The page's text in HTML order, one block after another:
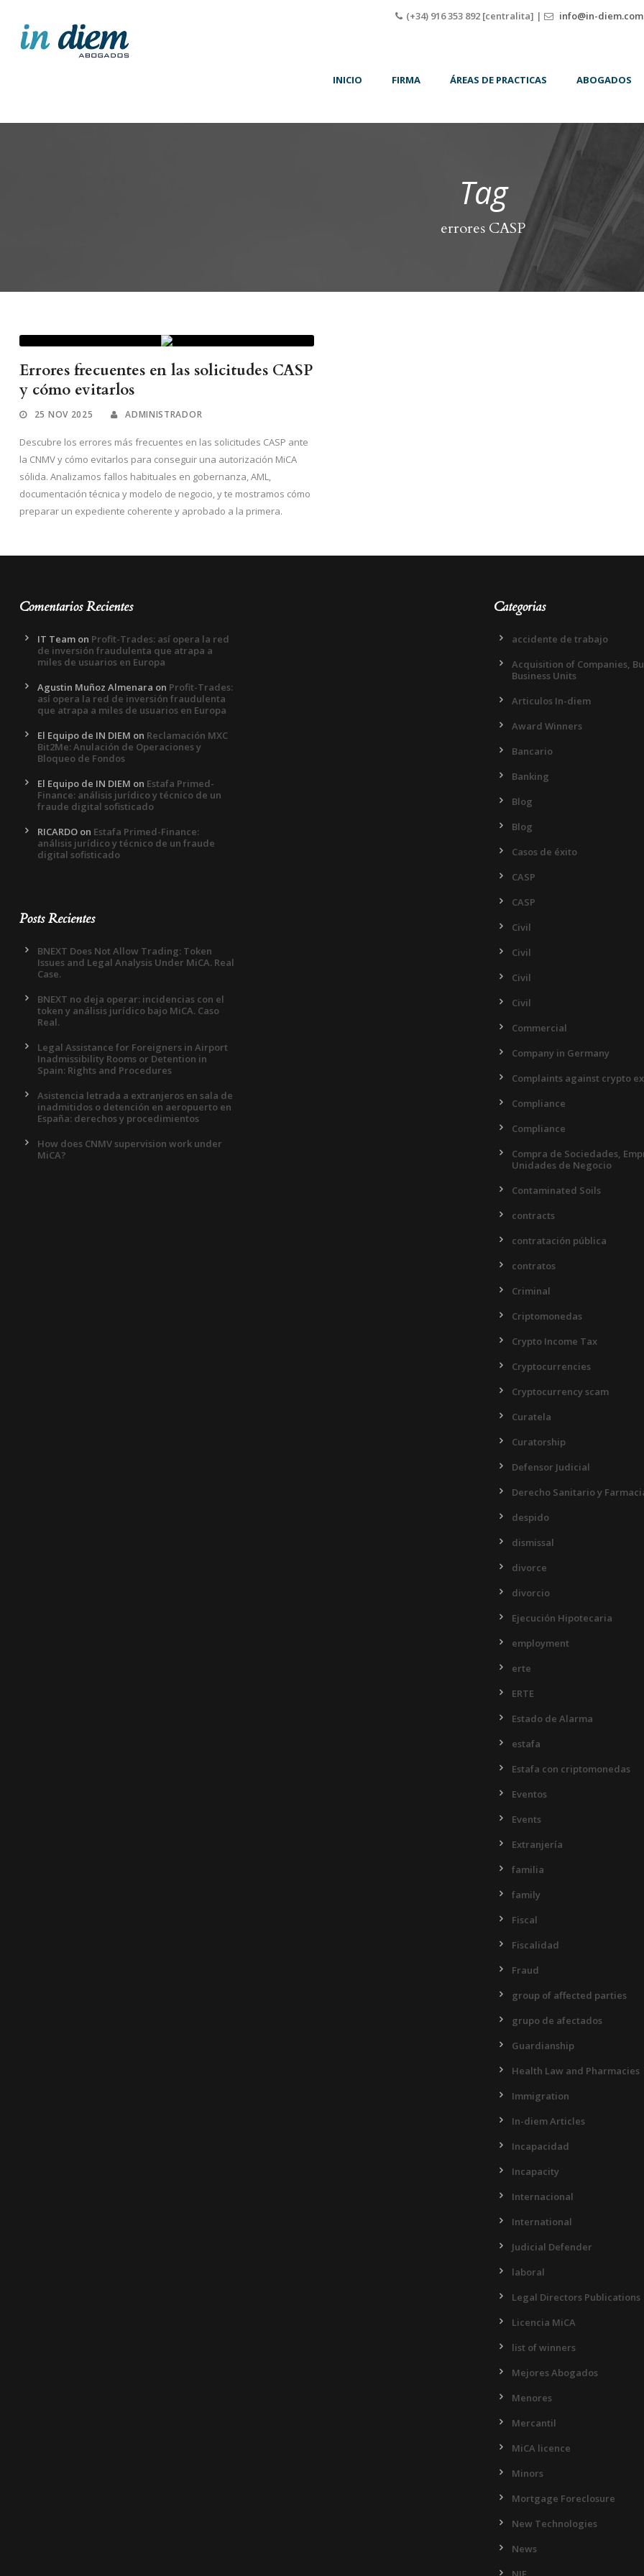
(+34) 916 353 892 [centralita] | info@in-diem.com
INICIO FIRMA ÁREAS DE PRACTICAS ABOGADOS
Tag
errores CASP
Errores frecuentes en las solicitudes CASP
y cómo evitarlos
25 NOV 2025 ADMINISTRADOR
Descubre los errores más frecuentes en las solicitudes CASP ante
la CNMV y cómo evitarlos para conseguir una autorización MiCA
sólida. Analizamos fallos habituales en gobernanza, AML,
documentación técnica y modelo de negocio, y te mostramos cómo
preparar un expediente coherente y aprobado a la primera.
Comentarios Recientes
IT Team on Profit-Trades: así opera la red
de inversión fraudulenta que atrapa a
miles de usuarios en Europa
Agustin Muñoz Almenara on Profit-Trades:
así opera la red de inversión fraudulenta
que atrapa a miles de usuarios en Europa
El Equipo de IN DIEM on Reclamación MXC
Bit2Me: Anulación de Operaciones y
Bloqueo de Fondos
El Equipo de IN DIEM on Estafa Primed-
Finance: análisis jurídico y técnico de un
fraude digital sofisticado
RICARDO on Estafa Primed-Finance:
análisis jurídico y técnico de un fraude
digital sofisticado
Posts Recientes
BNEXT Does Not Allow Trading: Token
Issues and Legal Analysis Under MiCA. Real
Case.
BNEXT no deja operar: incidencias con el
token y análisis jurídico bajo MiCA. Caso
Real.
Legal Assistance for Foreigners in Airport
Inadmissibility Rooms or Detention in
Spain: Rights and Procedures
Asistencia letrada a extranjeros en sala de
inadmitidos o detención en aeropuerto en
España: derechos y procedimientos
How does CNMV supervision work under
MiCA?
Categorias
accidente de trabajo
Acquisition of Companies,
Business Units
Articulos In-diem
Award Winners
Bancario
Banking
Blog
Blog
Casos de éxito
CASP
CASP
Civil
Civil
Civil
Civil
Commercial
Company in Germany
Complaints against crypto
Compliance
Compliance
Compra de Sociedades,
Unidades de Negocio
Contaminated Soils
contracts
contratación pública
contratos
Criminal
Criptomonedas
Crypto Income Tax
Cryptocurrencies
Cryptocurrency scam
Curatela
Curatorship
Defensor Judicial
Derecho Sanitario y
despido
dismissal
divorce
divorcio
Ejecución Hipotecaria
employment
erte
ERTE
Estado de Alarma
estafa
Estafa con criptomonedas
Eventos
Events
Extranjería
familia
family
Fiscal
Fiscalidad
Fraud
group of affected parties
grupo de afectados
Guardianship
Health Law and Pharmacies
Immigration
In-diem Articles
Incapacidad
Incapacity
Internacional
International
Judicial Defender
laboral
Legal Directors Publications
Licencia MiCA
list of winners
Mejores Abogados
Menores
Mercantil
MiCA licence
Minors
Mortgage Foreclosure
New Technologies
News